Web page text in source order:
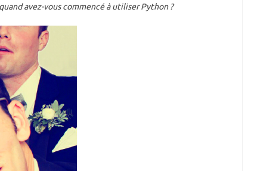
avez-vous commencé à utiliser Python ?